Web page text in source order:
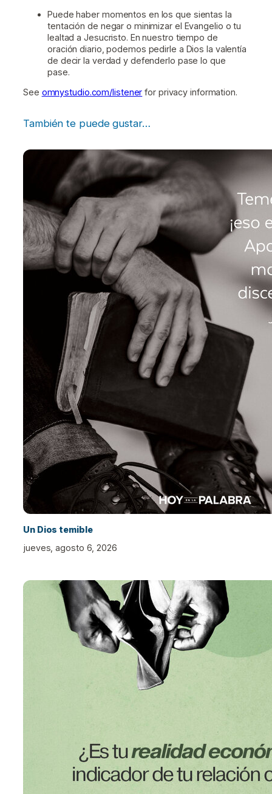
Puede haber momentos en los que sientas la
tentación de negar o minimizar el Evangelio o tu
lealtad a Jesucristo. En nuestro tiempo de
oración diario, podemos pedirle a Dios la valentía
de decir la verdad y defenderlo pase lo que
pase.
See omnystudio.com/listener for privacy information.
También te puede gustar…
Un Dios temible
jueves, agosto 6, 2026